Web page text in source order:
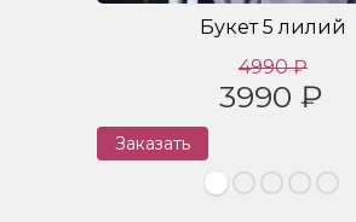
Букет 5 лилий
4990 ₽
3990 ₽
Заказать